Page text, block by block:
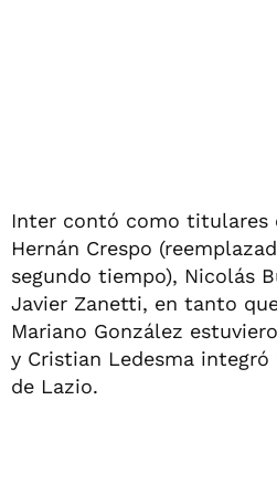
Inter contó como titulares
Hernán Crespo
segundo tiempo), Nicolás
Javier Zanetti, en tanto
Mariano González
y Cristian Ledesma
de Lazio.